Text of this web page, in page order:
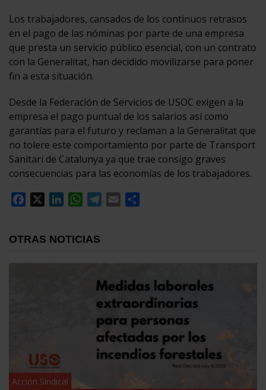
Los trabajadores, cansados de los continuos retrasos
en el pago de las nóminas por parte de una empresa
que presta un servicio público esencial, con un contrato
con la Generalitat, han decidido movilizarse para poner
fin a esta situación.
Desde la Federación de Servicios de USOC exigen a la
empresa el pago puntual de los salarios así como
garantías para el futuro y reclaman a la Generalitat que
no tolere este comportamiento por parte de Transport
Sanitari de Catalunya ya que trae consigo graves
consecuencias para las economías de los trabajadores.
Facebook
LinkedInWhatsApp
Telegram
Email
OTRAS NOTICIAS
Acción Sindical